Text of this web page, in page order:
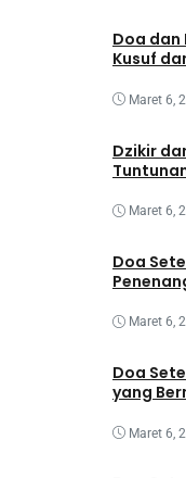
Doa dan
Kusuf
Maret 6,
Dzikir
Maret 6,
Doa
Maret 6,
Doa
yang
Maret 6,